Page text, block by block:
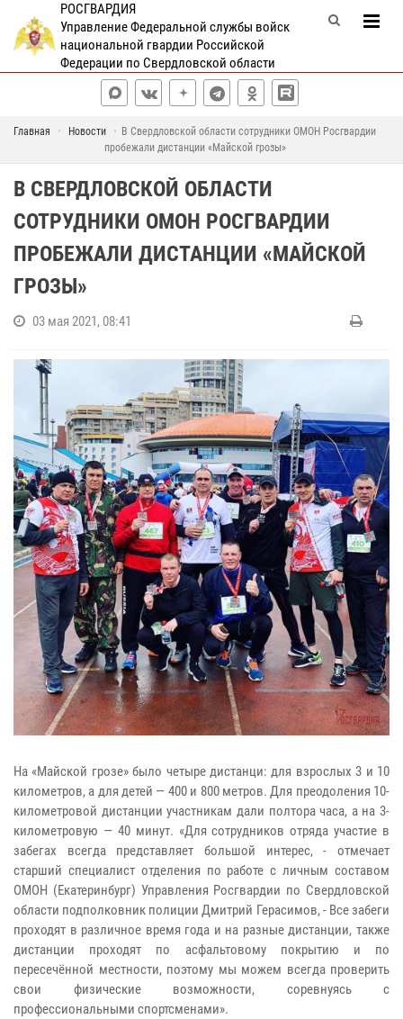
РОСГВАРДИЯ
Управление Федеральной службы войск
национальной гвардии Российской
Федерации по Свердловской области
Главная Новости
В Свердловской области сотрудники ОМОН Росгвардии
пробежали дистанции «Майской грозы»
В СВЕРДЛОВСКОЙ ОБЛАСТИ
СОТРУДНИКИ ОМОН РОСГВАРДИИ
ПРОБЕЖАЛИ ДИСТАНЦИИ «МАЙСКОЙ
ГРОЗЫ»
03 мая 2021, 08:41
На «Майской грозе» было четыре дистанци: для взрослых 3 и 10
километров, а для детей — 400 и 800 метров. Для преодоления 10-
километровой дистанции участникам дали полтора часа, а на 3-
километровую — 40 минут. «Для сотрудников отряда участие в
забегах всегда представляет большой интерес, - отмечает
старший специалист отделения по работе с личным составом
ОМОН (Екатеринбург) Управления Росгвардии по Свердловской
области подполковник полиции Дмитрий Герасимов, - Все забеги
проходят в различное время года и на разные дистанции, также
дистанции проходят по асфальтовому покрытию и по
пересечённой местности, поэтому мы можем всегда проверить
свои физические возможности, соревнуясь с
профессиональными спортсменами».